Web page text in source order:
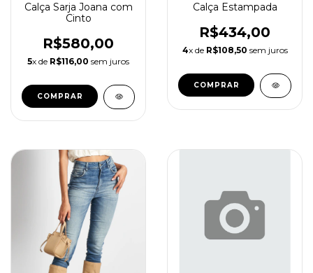
Calça Sarja Joana com
Cinto
R$580,00
5x de R$116,00 sem juros
COMPRAR
Calça Estampada
R$434,00
4x de R$108,50 sem juros
COMPRAR